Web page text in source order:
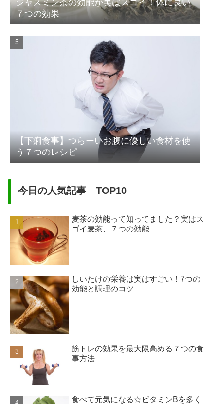
ジャスミン茶の効能が実はスゴイ！体に良い
７つの効果
【下痢食事】つらーいお腹に優しい食材を使
う７つのレシピ
今日の人気記事 TOP10
麦茶の効能って知ってました？実はス
ゴイ麦茶、７つの効能
しいたけの栄養は実はすごい！7つの
効能と調理のコツ
筋トレの効果を最大限高める７つの食
事方法
食べて元気になる☆ビタミンBを多く